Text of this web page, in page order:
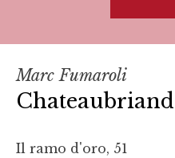
Marc Fumaroli
Chateaubriand
Il ramo d'oro, 51